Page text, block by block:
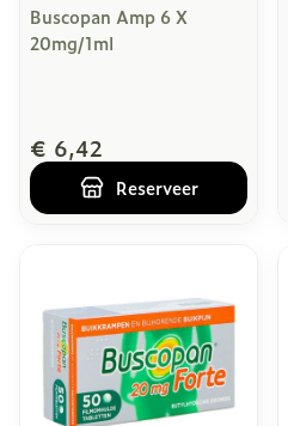
Buscopan Amp 6 X
20mg/1ml
€ 6,42
Reserveer